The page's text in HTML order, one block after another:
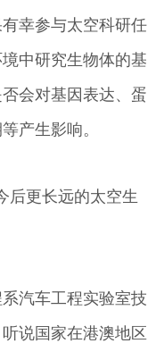
幸参与太空科研任
中研究生物体的基
会对基因表达、蛋
产生影响。
更长远的太空生
汽车工程实验室技
说国家在港澳地区